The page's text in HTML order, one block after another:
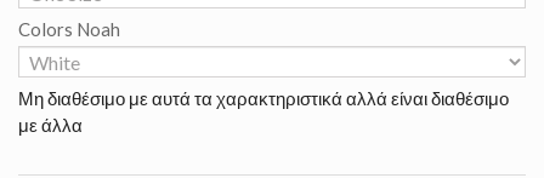
Colors Noah
Μη διαθέσιμο με αυτά τα χαρακτηριστικά αλλά είναι διαθέσιμο
με άλλα